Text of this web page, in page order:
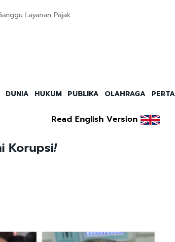
Layanan Pajak
DUNIA HUKUM PUBLIKA OLAHRAGA
Read English Version
Korupsi!